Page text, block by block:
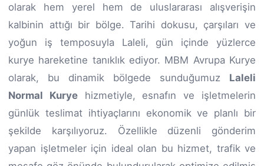
olarak hem yerel hem de uluslararası alışverişin
kalbinin attığı bir bölge. Tarihi dokusu, çarşıları ve
yoğun iş temposuyla Laleli, gün içinde yüzlerce
kurye hareketine tanıklık ediyor. MBM Avrupa Kurye
olarak, bu dinamik bölgede sunduğumuz Laleli
Normal Kuryehizmetiyle, esnafın ve işletmelerin
günlük teslimat ihtiyaçlarını ekonomik ve planlı bir
şekilde karşılıyoruz. Özellikle düzenli gönderim
yapan işletmeler için ideal olan bu hizmet, trafik ve